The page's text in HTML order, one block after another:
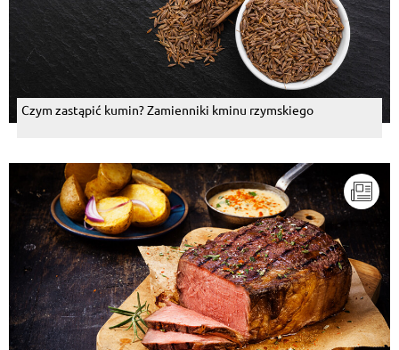
Czym zastąpić kumin? Zamienniki kminu rzymskiego